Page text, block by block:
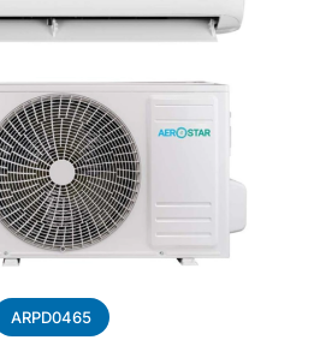
ARPD0465